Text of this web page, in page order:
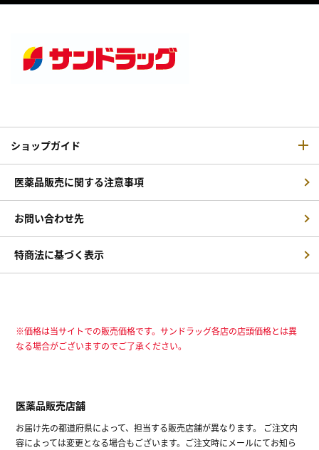
ショップガイド
医薬品販売に関する注意事項
お問い合わせ先
特商法に基づく表示
※価格は当サイトでの販売価格です。サンドラッグ各店の店頭価格とは異
なる場合がございますのでご了承ください。
医薬品販売店舗
お届け先の都道府県によって、担当する販売店舗が異なります。 ご注文内
容によっては変更となる場合もございます。ご注文時にメールにてお知ら